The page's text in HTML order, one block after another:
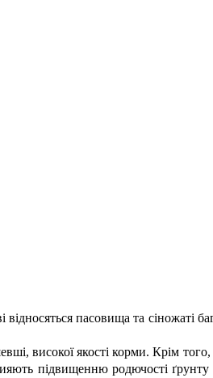
пасовища та сіножаті
високої якості корми. Крім того,
підвищенню родючості